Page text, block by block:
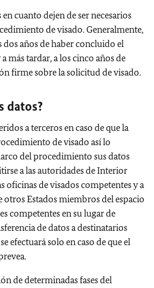
cuanto dejen de ser necesarios
de visado. Generalmente,
dos años de haber concluido el
más tardar, a los cinco años de
firme sobre la solicitud de visado.
datos?
a terceros en caso de que la
de visado así lo
del procedimiento sus datos
a las autoridades de Interior
oficinas de visados competentes y a
otros Estados miembros del espacio
competentes en su lugar de
de datos a destinatarios
efectuará solo en caso de que el
de determinadas fases del